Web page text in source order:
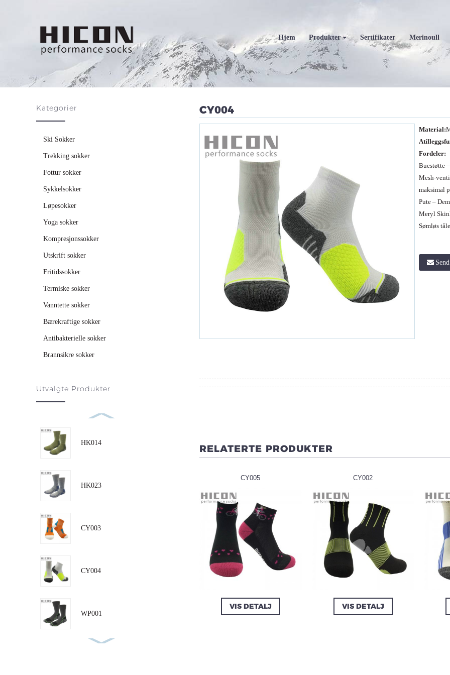
Hjem Produkter Sertifikater Merinoull
Kategorier
Ski Sokker
Trekking sokker
Fottur sokker
Sykkelsokker
Løpesokker
Yoga sokker
Kompresjonssokker
Utskrift sokker
Fritidssokker
Termiske sokker
Vanntette sokker
Bærekraftige sokker
Antibakterielle sokker
Brannsikre sokker
Utvalgte Produkter
HK014
HK023
CY003
CY004
WP001
CY004
Material:
A
Fordeler:
Buestøtte
Mesh-
maksimal
Pute –
Meryl
Sømløs
RELATERTE PRODUKTER
VIS DETALJ
CY005
VIS DETALJ
CY002
VIS DETALJ